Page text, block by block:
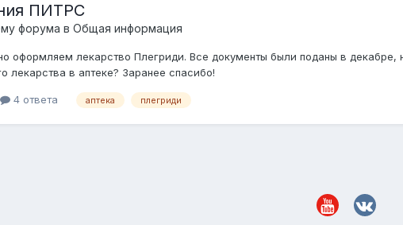
ПИТРС
форума в Общая информация
оформляем лекарство Плегриди. Все документы были поданы в
лекарства в аптеке? Заранее спасибо!
4 ответа аптека плегриди